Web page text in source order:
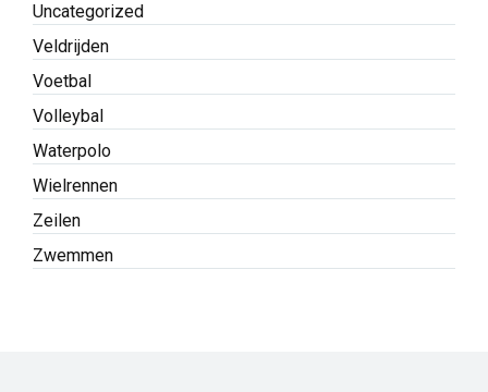
Uncategorized
Veldrijden
Voetbal
Volleybal
Waterpolo
Wielrennen
Zeilen
Zwemmen